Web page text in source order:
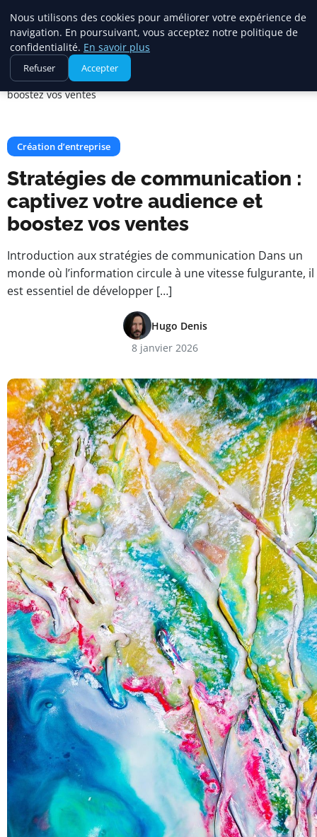
Square Annuaire
Accueil
Création d’entreprise
Stratégies de communication : captivez votre audience et
boostez vos ventes
Création d’entreprise
Stratégies de communication :
captivez votre audience et
boostez vos ventes
Introduction aux stratégies de communication Dans un
monde où l’information circule à une vitesse fulgurante, il
est essentiel de développer […]
Hugo Denis
8 janvier 2026
Nous utilisons des cookies pour améliorer votre expérience de
navigation. En poursuivant, vous acceptez notre politique de
confidentialité. En savoir plus
Refuser Accepter